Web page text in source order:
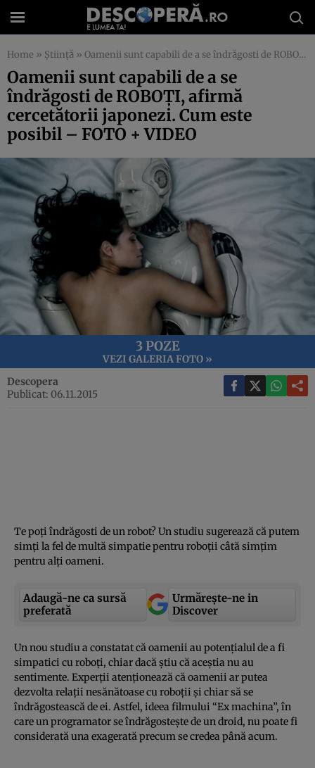
Home » Știință » Oamenii sunt capabili de a se îndrăgosti de ROBOŢI, afirmă cercetătorii japonezi. Cum este posibil – FOTO + VIDEO
Oamenii sunt capabili de a se
îndrăgosti de ROBOŢI, afirmă
cercetătorii japonezi. Cum este
posibil – FOTO + VIDEO
3 POZE
VEZI GALERIA FOTO »
Descopera
Publicat: 06.11.2015
Te poţi îndrăgosti de un robot? Un studiu sugerează că putem
simţi la fel de multă simpatie pentru roboţii câtă simţim
pentru alţi oameni.
Adaugă-ne ca sursă
preferată
Urmărește-ne in
Discover
Un nou studiu a constatat că oamenii au potenţialul de a fi
simpatici cu roboţi, chiar dacă ştiu că aceştia nu au
sentimente. Experţii atenţionează că oamenii ar putea
dezvolta relaţii nesănătoase cu roboţii şi chiar să se
îndrăgostească de ei. Astfel, ideea filmului “Ex machina”, în
care un programator se îndrăgosteşte de un droid, nu poate fi
considerată una exagerată precum se credea până acum.